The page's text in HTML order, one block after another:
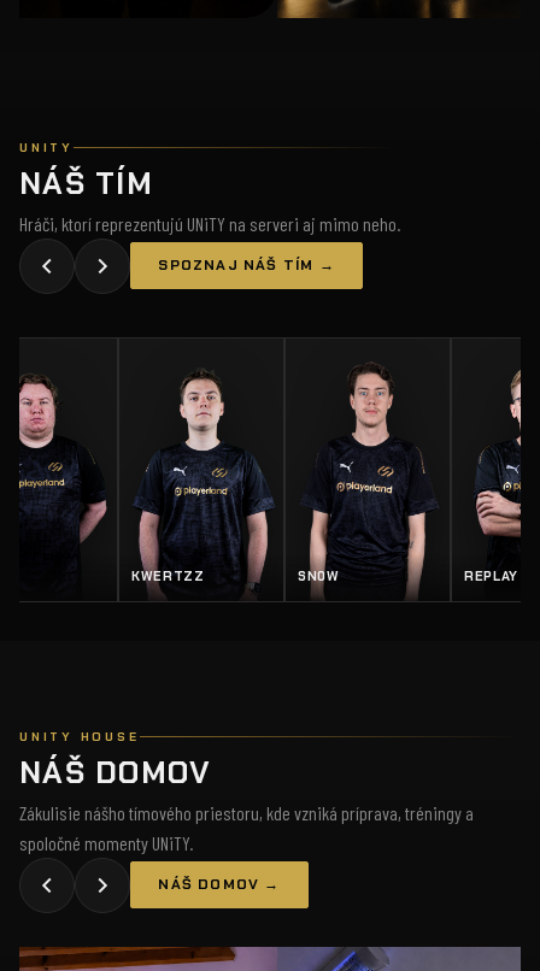
UNITY
NÁŠ TÍM
Hráči, ktorí reprezentujú UNiTY na serveri aj mimo neho.
SPOZNAJ NÁŠ TÍM →
KWERTZZ SN0W REPLAY
UNITY HOUSE
NÁŠ DOMOV
Zákulisie nášho tímového priestoru, kde vzniká príprava, tréningy a
spoločné momenty UNiTY.
NÁŠ DOMOV →